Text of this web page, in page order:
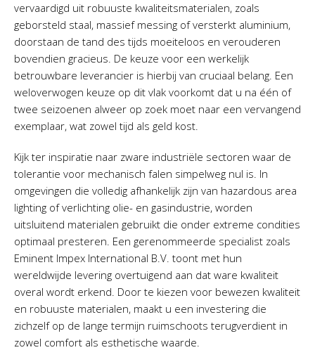
vervaardigd uit robuuste kwaliteitsmaterialen, zoals
geborsteld staal, massief messing of versterkt aluminium,
doorstaan de tand des tijds moeiteloos en verouderen
bovendien gracieus. De keuze voor een werkelijk
betrouwbare leverancier is hierbij van cruciaal belang. Een
weloverwogen keuze op dit vlak voorkomt dat u na één of
twee seizoenen alweer op zoek moet naar een vervangend
exemplaar, wat zowel tijd als geld kost.
Kijk ter inspiratie naar zware industriële sectoren waar de
tolerantie voor mechanisch falen simpelweg nul is. In
omgevingen die volledig afhankelijk zijn van hazardous area
lighting of verlichting olie- en gasindustrie, worden
uitsluitend materialen gebruikt die onder extreme condities
optimaal presteren. Een gerenommeerde specialist zoals
Eminent Impex International B.V. toont met hun
wereldwijde levering overtuigend aan dat ware kwaliteit
overal wordt erkend. Door te kiezen voor bewezen kwaliteit
en robuuste materialen, maakt u een investering die
zichzelf op de lange termijn ruimschoots terugverdient in
zowel comfort als esthetische waarde.